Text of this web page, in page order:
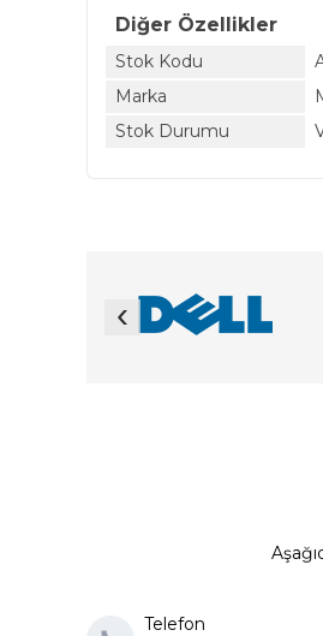
Diğer Özellikler
Stok Kodu
Marka
Stok Durumu
‹
Telefon